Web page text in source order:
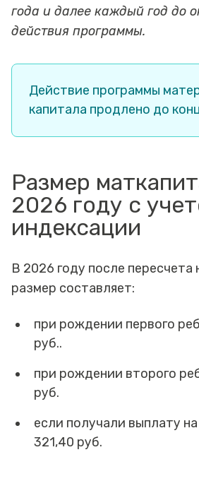
года и далее каждый год до
действия программы.
Действие программы
капитала продлено до
Размер
2026 году с
индексации
В 2026 году после пересчета
размер составляет:
при рождении первого
руб..
при рождении второго
руб.
если получали выплату
321,40 руб.